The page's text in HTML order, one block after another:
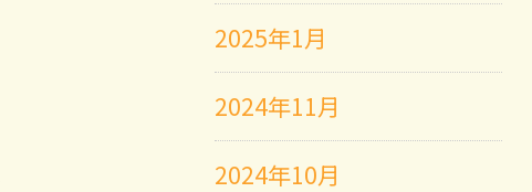
2025年1月
2024年11月
2024年10月